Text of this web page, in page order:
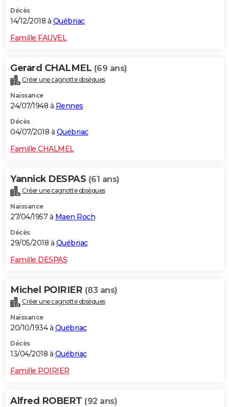
Décès
14/12/2018 à Québriac
Famille FAUVEL
Gerard CHALMEL (69 ans)
Créer une cagnotte obsèques
Naissance
24/07/1948 à Rennes
Décès
04/07/2018 à Québriac
Famille CHALMEL
Yannick DESPAS (61 ans)
Créer une cagnotte obsèques
Naissance
27/04/1957 à Maen Roch
Décès
29/05/2018 à Québriac
Famille DESPAS
Michel POIRIER (83 ans)
Créer une cagnotte obsèques
Naissance
20/10/1934 à Québriac
Décès
13/04/2018 à Québriac
Famille POIRIER
Alfred ROBERT (92 ans)